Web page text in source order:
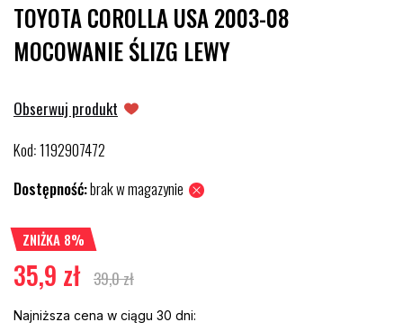
TOYOTA COROLLA USA 2003-08
MOCOWANIE ŚLIZG LEWY
Obserwuj produkt
Kod:1192907472
Dostępność:brak w magazynie
ZNIŻKA 8%
35,9 zł 39,0 zł
Najniższa cena w ciągu 30 dni: